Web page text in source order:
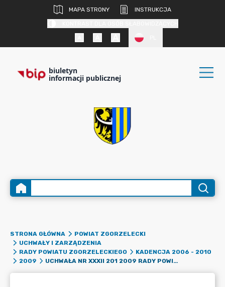
MAPA STRONY
INSTRUKCJA
biuletyn
informacji publicznej
STRONA GŁÓWNA
POWIAT ZGORZELECKI
UCHWAŁY I ZARZĄDZENIA
RADY POWIATU ZGORZELECKIEGO
KADENCJA 2006 - 2010
2009
UCHWAŁA NR XXXII 201 2009 RADY POWIATU ZGORZELECKIEGO Z DNIA 29 STYCZNIA 2009 R. W SPRAWIE ZMIANY UCHWAŁY NR LVII 344 2006 RADY POWIATU ZGORZELECKIEGO Z DNIA 25 PAŹDZIERNIKA 2006 R. W SPRAWIE ZASAD TWORZENIA RACHUNKÓW DOCHODÓW WŁASNYCH JEDNOSTEK BUDŻETOWYCH POWIATU ZGORZELECKIEGO.